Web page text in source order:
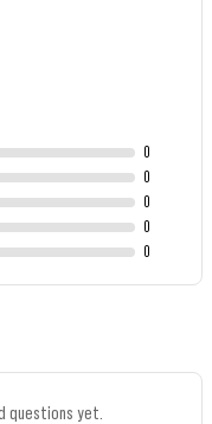
0
0
0
0
0
questions yet.